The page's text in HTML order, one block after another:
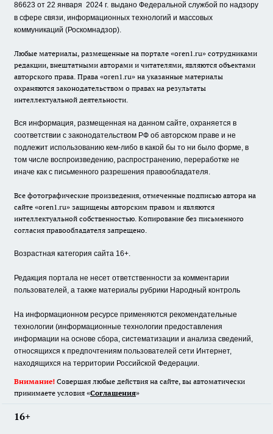
86623 от 22 января 2024 г. выдано Федеральной службой по надзору
в сфере связи, информационных технологий и массовых
коммуникаций (Роскомнадзор).
Любые материалы, размещенные на портале «oren1.ru» сотрудниками
редакции, внештатными авторами и читателями, являются объектами
авторского права. Права «oren1.ru» на указанные материалы
охраняются законодательством о правах на результаты
интеллектуальной деятельности.
Вся информация, размещенная на данном сайте, охраняется в
соответствии с законодательством РФ об авторском праве и не
подлежит использованию кем-либо в какой бы то ни было форме, в
том числе воспроизведению, распространению, переработке не
иначе как с письменного разрешения правообладателя.
Все фотографические произведения, отмеченные подписью автора на
сайте «oren1.ru» защищены авторским правом и являются
интеллектуальной собственностью. Копирование без письменного
согласия правообладателя запрещено.
Возрастная категория сайта 16+.
Редакция портала не несет ответственности за комментарии
пользователей, а также материалы рубрики Народный контроль
На информационном ресурсе применяются рекомендательные
технологии (информационные технологии предоставления
информации на основе сбора, систематизации и анализа сведений,
относящихся к предпочтениям пользователей сети Интернет,
находящихся на территории Российской Федерации.
Внимание! Совершая любые действия на сайте, вы автоматически
принимаете условия «Cоглашения»
16+